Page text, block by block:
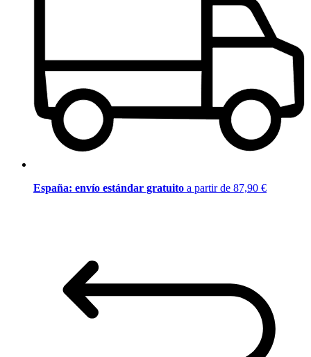
España: envío estándar gratuito a partir de 87,90 €